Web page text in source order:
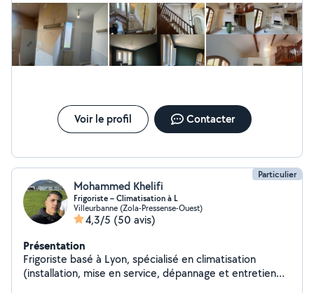
Voir le profil Contacter
Particulier
Mohammed Khelifi
Frigoriste – Climatisation à L
Villeurbanne (Zola-Pressense-Ouest)
4,3/5 (50 avis)
Présentation
Frigoriste basé à Lyon, spécialisé en climatisation
(installation, mise en service, dépannage et entretien